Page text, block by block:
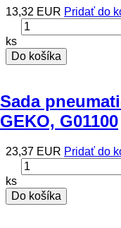
13,32 EUR Pridať do
ks
Do košíka
Sada
GEKO, G01100
23,37 EUR Pridať do
ks
Do košíka